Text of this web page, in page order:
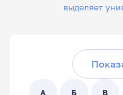
выделяет
Поиск по ФИО
А Б В